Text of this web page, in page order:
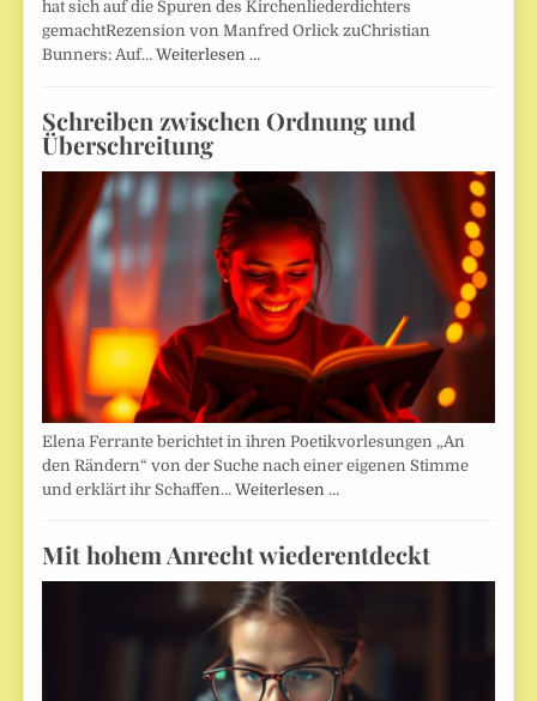
hat sich auf die Spuren des Kirchenliederdichters
gemachtRezension von Manfred Orlick zuChristian
Bunners: Auf…Weiterlesen …
Schreiben zwischen Ordnung und
Überschreitung
Elena Ferrante berichtet in ihren Poetikvorlesungen „An
den Rändern“ von der Suche nach einer eigenen Stimme
und erklärt ihr Schaffen…Weiterlesen …
Mit hohem Anrecht wiederentdeckt